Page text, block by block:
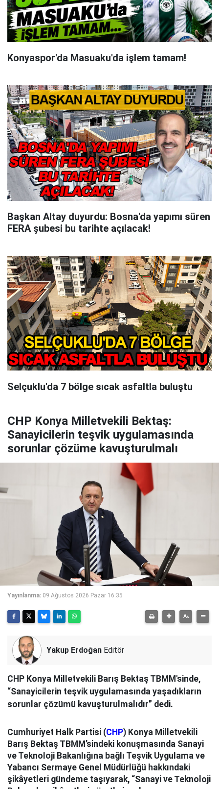
Konyaspor'da Masuaku'da işlem tamam!
Başkan Altay duyurdu: Bosna'da yapımı süren
FERA şubesi bu tarihte açılacak!
Selçuklu'da 7 bölge sıcak asfaltla buluştu
CHP Konya Milletvekili Bektaş:
Sanayicilerin teşvik uygulamasında
sorunlar çözüme kavuşturulmalı
Yayınlanma: 09 Ağustos 2026 Pazar 16:35
Yakup Erdoğan Editör
CHP Konya Milletvekili Barış Bektaş TBMM'sinde,
“Sanayicilerin teşvik uygulamasında yaşadıkların
sorunlar çözümü kavuşturulmalıdır” dedi.
Cumhuriyet Halk Partisi (CHP) Konya Milletvekili
Barış Bektaş TBMM’sindeki konuşmasında Sanayi
ve Teknoloji Bakanlığına bağlı Teşvik Uygulama ve
Yabancı Sermaye Genel Müdürlüğü hakkındaki
şikâyetleri gündeme taşıyarak, “Sanayi ve Teknoloji